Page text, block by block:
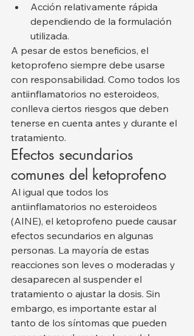
Acción relativamente rápida
dependiendo de la formulación
utilizada.
A pesar de estos beneficios, el
ketoprofeno siempre debe usarse
con responsabilidad. Como todos los
antiinflamatorios no esteroideos,
conlleva ciertos riesgos que deben
tenerse en cuenta antes y durante el
tratamiento.
Efectos secundarios
comunes del ketoprofeno
Al igual que todos los
antiinflamatorios no esteroideos
(AINE), el ketoprofeno puede causar
efectos secundarios en algunas
personas. La mayoría de estas
reacciones son leves o moderadas y
desaparecen al suspender el
tratamiento o ajustar la dosis. Sin
embargo, es importante estar al
tanto de los síntomas que pueden